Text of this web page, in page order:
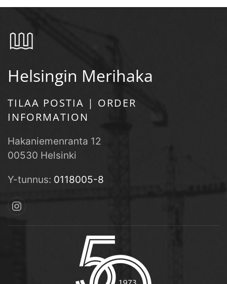
Helsingin Merihaka
TILAA POSTIA | ORDER
INFORMATION
Hakaniemenranta 12
00530 Helsinki
Y-tunnus: 0118005-8